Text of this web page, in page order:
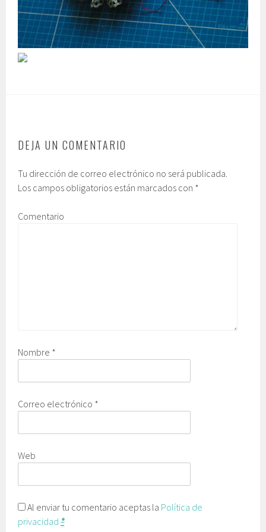
DEJA UN COMENTARIO
Tu dirección de correo electrónico no será publicada.
Los campos obligatorios están marcados con *
Comentario
Nombre *
Correo electrónico *
Web
Al enviar tu comentario aceptas la Política de
privacidad *